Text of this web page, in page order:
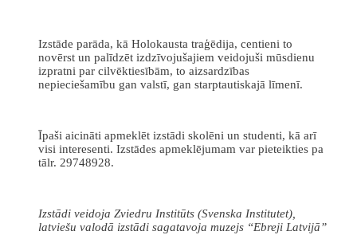
Izstāde parāda, kā Holokausta traģēdija, centieni to
novērst un palīdzēt izdzīvojušajiem veidojuši mūsdienu
izpratni par cilvēktiesībām, to aizsardzības
nepieciešamību gan valstī, gan starptautiskajā līmenī.
Īpaši aicināti apmeklēt izstādi skolēni un studenti, kā arī
visi interesenti. Izstādes apmeklējumam var pieteikties pa
tālr. 29748928.
Izstādi veidoja Zviedru Institūts (Svenska Institutet),
latviešu valodā izstādi sagatavoja muzejs “Ebreji Latvijā”